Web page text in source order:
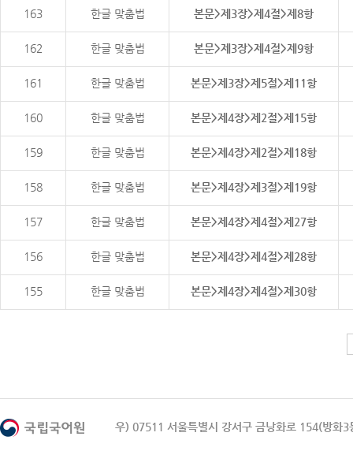
163 한글 맞춤법 본문>제3장>제4절>제8항
162 한글 맞춤법 본문>제3장>제4절>제9항
161 한글 맞춤법 본문>제3장>제5절>제11항
160 한글 맞춤법 본문>제4장>제2절>제15항
159 한글 맞춤법 본문>제4장>제2절>제18항
158 한글 맞춤법 본문>제4장>제3절>제19항
157 한글 맞춤법 본문>제4장>제4절>제27항
156 한글 맞춤법 본문>제4장>제4절>제28항
155 한글 맞춤법 본문>제4장>제4절>제30항
우) 07511 서울특별시 강서구 금낭화로 154(방화3